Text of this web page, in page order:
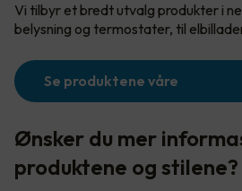
Vi tilbyr et bredt utvalg produkter i
belysning og termostater, til
Se produktene våre
Ønsker du mer
produktene og stilene?